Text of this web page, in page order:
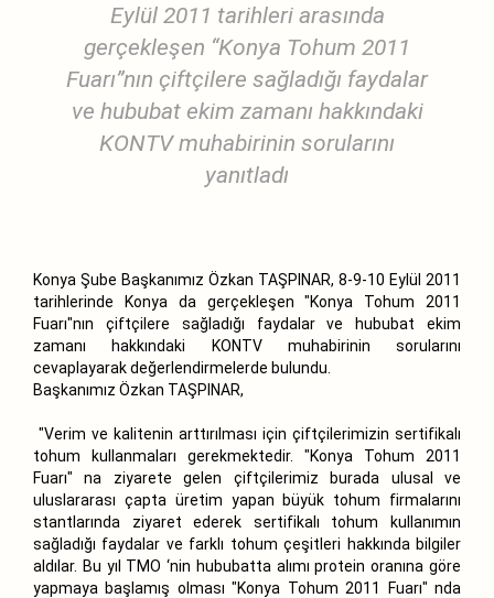
Eylül 2011 tarihleri arasında
gerçekleşen “Konya Tohum 2011
Fuarı”nın çiftçilere sağladığı faydalar
ve hububat ekim zamanı hakkındaki
KONTV muhabirinin sorularını
yanıtladı
Konya Şube Başkanımız Özkan TAŞPINAR, 8-9-10 Eylül 2011
tarihlerinde Konya da gerçekleşen "Konya Tohum 2011
Fuarı"nın çiftçilere sağladığı faydalar ve hububat ekim
zamanı hakkındaki KONTV muhabirinin sorularını
cevaplayarak değerlendirmelerde bulundu.
Başkanımız Özkan TAŞPINAR,
"Verim ve kalitenin arttırılması için çiftçilerimizin sertifikalı
tohum kullanmaları gerekmektedir. "Konya Tohum 2011
Fuarı" na ziyarete gelen çiftçilerimiz burada ulusal ve
uluslararası çapta üretim yapan büyük tohum firmalarını
stantlarında ziyaret ederek sertifikalı tohum kullanımın
sağladığı faydalar ve farklı tohum çeşitleri hakkında bilgiler
aldılar. Bu yıl TMO ‘nin hububatta alımı protein oranına göre
yapmaya başlamış olması "Konya Tohum 2011 Fuarı" nda